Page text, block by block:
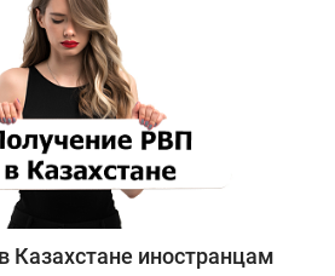
иностранцам